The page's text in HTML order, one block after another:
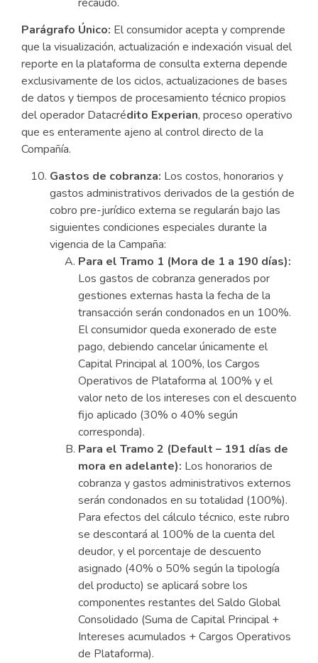
Parágrafo Único: El consumidor acepta y comprende
que la visualización, actualización e indexación visual del
reporte en la plataforma de consulta externa depende
exclusivamente de los ciclos, actualizaciones de bases
de datos y tiempos de procesamiento técnico propios
del operador Datacrédito Experian, proceso operativo
que es enteramente ajeno al control directo de la
Compañía.
Gastos de cobranza: Los costos, honorarios y
gastos administrativos derivados de la gestión de
cobro pre-jurídico externa se regularán bajo las
siguientes condiciones especiales durante la
vigencia de la Campaña:
Para el Tramo 1 (Mora de 1 a 190 días):
Los gastos de cobranza generados por
gestiones externas hasta la fecha de la
transacción serán condonados en un 100%.
El consumidor queda exonerado de este
pago, debiendo cancelar únicamente el
Capital Principal al 100%, los Cargos
Operativos de Plataforma al 100% y el
valor neto de los intereses con el descuento
fijo aplicado (30% o 40% según
corresponda).
Para el Tramo 2 (Default – 191 días de
mora en adelante): Los honorarios de
cobranza y gastos administrativos externos
serán condonados en su totalidad (100%).
Para efectos del cálculo técnico, este rubro
se descontará al 100% de la cuenta del
deudor, y el porcentaje de descuento
asignado (40% o 50% según la tipología
del producto) se aplicará sobre los
componentes restantes del Saldo Global
Consolidado (Suma de Capital Principal +
Intereses acumulados + Cargos Operativos
de Plataforma).